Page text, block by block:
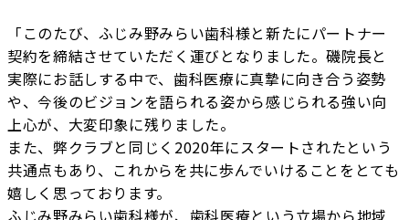
「このたび、ふじみ野みらい歯科様と新たにパートナー
契約を締結させていただく運びとなりました。磯院長と
実際にお話しする中で、歯科医療に真摯に向き合う姿勢
や、今後のビジョンを語られる姿から感じられる強い向
上心が、大変印象に残りました。
また、弊クラブと同じく2020年にスタートされたという
共通点もあり、これからを共に歩んでいけることをとても
嬉しく思っております。